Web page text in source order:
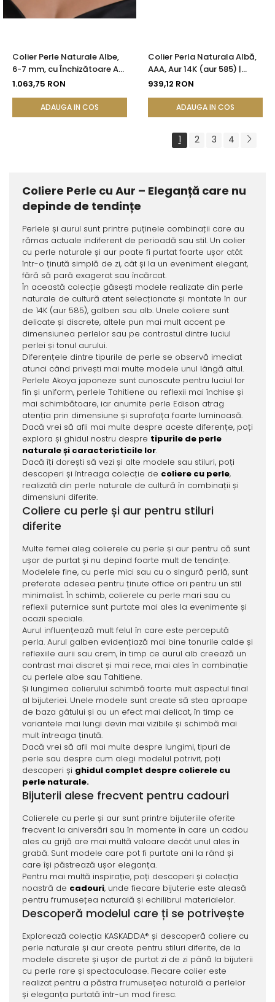
Colier Perle Naturale Albe,
6-7 mm, cu Închizătoare Aur
14K (aur 585) | KASKADDA®
1.063,75 RON
ADAUGA IN COS
Colier Perla Naturala Albă,
AAA, Aur 14K (aur 585) |
KASKADDA®
939,12 RON
ADAUGA IN COS
1 2 3 4
Coliere Perle cu Aur – Eleganță care nu
depinde de tendințe
Perlele și aurul sunt printre puținele combinații care au
rămas actuale indiferent de perioadă sau stil. Un colier
cu perle naturale și aur poate fi purtat foarte ușor atât
într-o ținută simplă de zi, cât și la un eveniment elegant,
fără să pară exagerat sau încărcat.
În această colecție găsești modele realizate din perle
naturale de cultură atent selecționate și montate în aur
de 14K (aur 585), galben sau alb. Unele coliere sunt
delicate și discrete, altele pun mai mult accent pe
dimensiunea perlelor sau pe contrastul dintre luciul
perlei și tonul aurului.
Diferențele dintre tipurile de perle se observă imediat
atunci când privești mai multe modele unul lângă altul.
Perlele Akoya japoneze sunt cunoscute pentru luciul lor
fin și uniform, perlele Tahitiene au reflexii mai închise și
mai schimbătoare, iar anumite perle Edison atrag
atenția prin dimensiune și suprafața foarte luminoasă.
Dacă vrei să afli mai multe despre aceste diferențe, poți
explora și ghidul nostru despre tipurile de perle
naturale și caracteristicile lor.
Dacă îți dorești să vezi și alte modele sau stiluri, poți
descoperi și întreaga colecție de coliere cu perle,
realizată din perle naturale de cultură în combinații și
dimensiuni diferite.
Coliere cu perle și aur pentru stiluri
diferite
Multe femei aleg colierele cu perle și aur pentru că sunt
ușor de purtat și nu depind foarte mult de tendințe.
Modelele fine, cu perle mici sau cu o singură perlă, sunt
preferate adesea pentru ținute office ori pentru un stil
minimalist. În schimb, colierele cu perle mari sau cu
reflexii puternice sunt purtate mai ales la evenimente și
ocazii speciale.
Aurul influențează mult felul în care este percepută
perla. Aurul galben evidențiază mai bine tonurile calde și
reflexiile aurii sau crem, în timp ce aurul alb creează un
contrast mai discret și mai rece, mai ales în combinație
cu perlele albe sau Tahitiene.
Și lungimea colierului schimbă foarte mult aspectul final
al bijuteriei. Unele modele sunt create să stea aproape
de baza gâtului și au un efect mai delicat, în timp ce
variantele mai lungi devin mai vizibile și schimbă mai
mult întreaga ținută.
Dacă vrei să afli mai multe despre lungimi, tipuri de
perle sau despre cum alegi modelul potrivit, poți
descoperi și ghidul complet despre colierele cu
perle naturale.
Bijuterii alese frecvent pentru cadouri
Colierele cu perle și aur sunt printre bijuteriile oferite
frecvent la aniversări sau în momente în care un cadou
ales cu grijă are mai multă valoare decât unul ales în
grabă. Sunt modele care pot fi purtate ani la rând și
care își păstrează ușor eleganța.
Pentru mai multă inspirație, poți descoperi și colecția
noastră de cadouri, unde fiecare bijuterie este aleasă
pentru frumusețea naturală și echilibrul materialelor.
Descoperă modelul care ți se potrivește
Explorează colecția KASKADDA® și descoperă coliere cu
perle naturale și aur create pentru stiluri diferite, de la
modele discrete și ușor de purtat zi de zi până la bijuterii
cu perle rare și spectaculoase. Fiecare colier este
realizat pentru a păstra frumusețea naturală a perlelor
și eleganța purtată într-un mod firesc.